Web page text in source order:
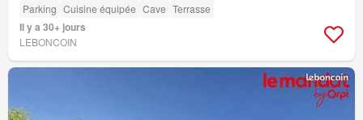
Parking Cuisine équipée Cave Terrasse
Il y a 30+ jours
LEBONCOIN